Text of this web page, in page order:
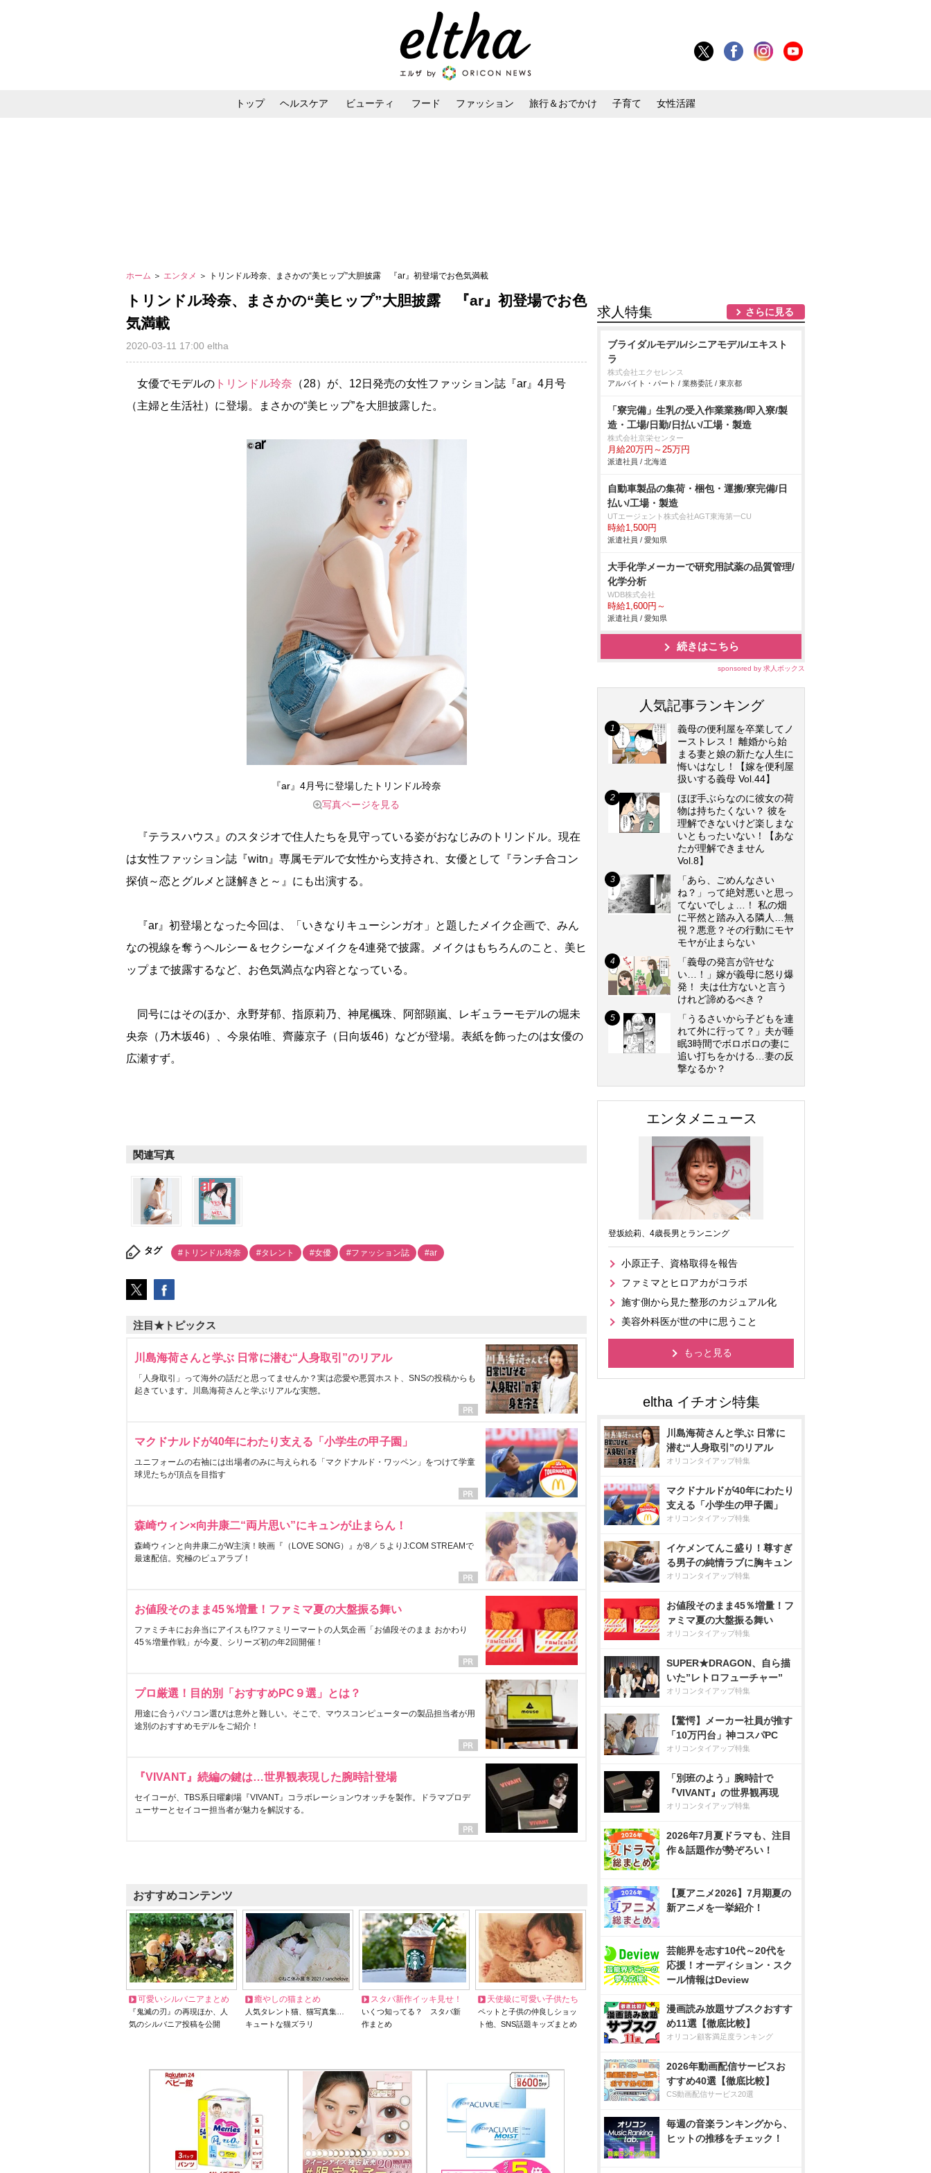
トップ ヘルスケア ビューティ フード ファッション 旅行＆おでかけ 子育て 女性活躍
ホーム ＞ エンタメ ＞ トリンドル玲奈、まさかの“美ヒップ”大胆披露 『ar』初登場でお色気満載
トリンドル玲奈、まさかの“美ヒップ”大胆披露 『ar』初登場でお色
気満載
2020-03-11 17:00 eltha
女優でモデルの トリンドル玲奈 （28）が、12日発売の女性ファッション誌『ar』4月号
（主婦と生活社）に登場。まさかの“美ヒップ”を大胆披露した。
『ar』4月号に登場したトリンドル玲奈
写真ページを見る
『テラスハウス』のスタジオで住人たちを見守っている姿がおなじみのトリンドル。現在
は女性ファッション誌『witn』専属モデルで女性から支持され、女優として『ランチ合コン
探偵～恋とグルメと謎解きと～』にも出演する。
『ar』初登場となった今回は、「いきなりキューシンガオ」と題したメイク企画で、みん
なの視線を奪うヘルシー＆セクシーなメイクを4連発で披露。メイクはもちろんのこと、美ヒ
ップまで披露するなど、お色気満点な内容となっている。
同号にはそのほか、永野芽郁、指原莉乃、神尾楓珠、阿部顕嵐、レギュラーモデルの堀未
央奈（乃木坂46）、今泉佑唯、齊藤京子（日向坂46）などが登場。表紙を飾ったのは女優の
広瀬すず。
関連写真
タグ #トリンドル玲奈 #タレント #女優 #ファッション誌 #ar
注目★トピックス
川島海荷さんと学ぶ 日常に潜む“人身取引”のリアル
「人身取引」って海外の話だと思ってませんか？実は恋愛や悪質ホスト、SNSの投稿からも
起きています。川島海荷さんと学ぶリアルな実態。
マクドナルドが40年にわたり支える「小学生の甲子園」
ユニフォームの右袖には出場者のみに与えられる「マクドナルド・ワッペン」をつけて学童
球児たちが頂点を目指す
森崎ウィン×向井康二“両片思い”にキュンが止まらん！
森崎ウィンと向井康二がW主演！映画『（LOVE SONG）』が8／５よりJ:COM STREAMで
最速配信。究極のピュアラブ！
お値段そのまま45％増量！ファミマ夏の大盤振る舞い
ファミチキにお弁当にアイスも!?ファミリーマートの人気企画「お値段そのまま おかわり
45％増量作戦」が今夏、シリーズ初の年2回開催！
プロ厳選！目的別「おすすめPC９選」とは？
用途に合うパソコン選びは意外と難しい。そこで、マウスコンピューターの製品担当者が用
途別のおすすめモデルをご紹介！
『VIVANT』続編の鍵は…世界観表現した腕時計登場
セイコーが、TBS系日曜劇場『VIVANT』コラボレーションウオッチを製作。ドラマプロデ
ューサーとセイコー担当者が魅力を解説する。
おすすめコンテンツ
可愛いシルバニアまとめ
『鬼滅の刃』の再現ほか、人
気のシルバニア投稿を公開
癒やしの猫まとめ
人気タレント猫、猫写真集…
キュートな猫ズラリ
スタバ新作イッキ見せ！
いくつ知ってる？ スタバ新
作まとめ
天使級に可愛い子供たち
ペットと子供の仲良しショッ
ト他、SNS話題キッズまとめ
求人特集 さらに見る
ブライダルモデル/シニアモデル/エキスト
ラ
株式会社エクセレンス
アルバイト・パート / 業務委託 / 東京都
「寮完備」生乳の受入作業業務/即入寮/製
造・工場/日勤/日払い/工場・製造
株式会社京栄センター
月給20万円～25万円
派遣社員 / 北海道
自動車製品の集荷・梱包・運搬/寮完備/日
払い/工場・製造
UTエージェント株式会社AGT東海第一CU
時給1,500円
派遣社員 / 愛知県
大手化学メーカーで研究用試薬の品質管理/
化学分析
WDB株式会社
時給1,600円～
派遣社員 / 愛知県
続きはこちら
sponsored by 求人ボックス
人気記事ランキング
義母の便利屋を卒業してノ
ーストレス！ 離婚から始
まる妻と娘の新たな人生に
悔いはなし！【嫁を便利屋
扱いする義母 Vol.44】
ほぼ手ぶらなのに彼女の荷
物は持ちたくない？ 彼を
理解できないけど楽しまな
いともったいない！【あな
たが理解できません
Vol.8】
「あら、ごめんなさい
ね？」って絶対悪いと思っ
てないでしょ…！ 私の畑
に平然と踏み入る隣人…無
視？悪意？その行動にモヤ
モヤが止まらない
「義母の発言が許せな
い…！」嫁が義母に怒り爆
発！ 夫は仕方ないと言う
けれど諦めるべき？
「うるさいから子どもを連
れて外に行って？」夫が睡
眠3時間でボロボロの妻に
追い打ちをかける…妻の反
撃なるか？
エンタメニュース
登坂絵莉、4歳長男とランニング
小原正子、資格取得を報告
ファミマとヒロアカがコラボ
施す側から見た整形のカジュアル化
美容外科医が世の中に思うこと
もっと見る
川島海荷さんと学ぶ 日常に
潜む“人身取引”のリアル
オリコンタイアップ特集
マクドナルドが40年にわたり
支える「小学生の甲子園」
オリコンタイアップ特集
イケメンてんこ盛り！尊すぎ
る男子の純情ラブに胸キュン
オリコンタイアップ特集
お値段そのまま45％増量！フ
ァミマ夏の大盤振る舞い
オリコンタイアップ特集
SUPER★DRAGON、自ら描
いた”レトロフューチャー”
オリコンタイアップ特集
【驚愕】メーカー社員が推す
「10万円台」神コスパPC
オリコンタイアップ特集
「別班のよう」腕時計で
『VIVANT』の世界観再現
オリコンタイアップ特集
2026年7月夏ドラマも、注目
作＆話題作が勢ぞろい！
【夏アニメ2026】7月期夏の
新アニメを一挙紹介！
芸能界を志す10代～20代を
応援！オーディション・スク
ール情報はDeview
漫画読み放題サブスクおすす
め11選【徹底比較】
オリコン顧客満足度ランキング
2026年動画配信サービスお
すすめ40選【徹底比較】
CS動画配信サービス20選
毎週の音楽ランキングから、
ヒットの推移をチェック！